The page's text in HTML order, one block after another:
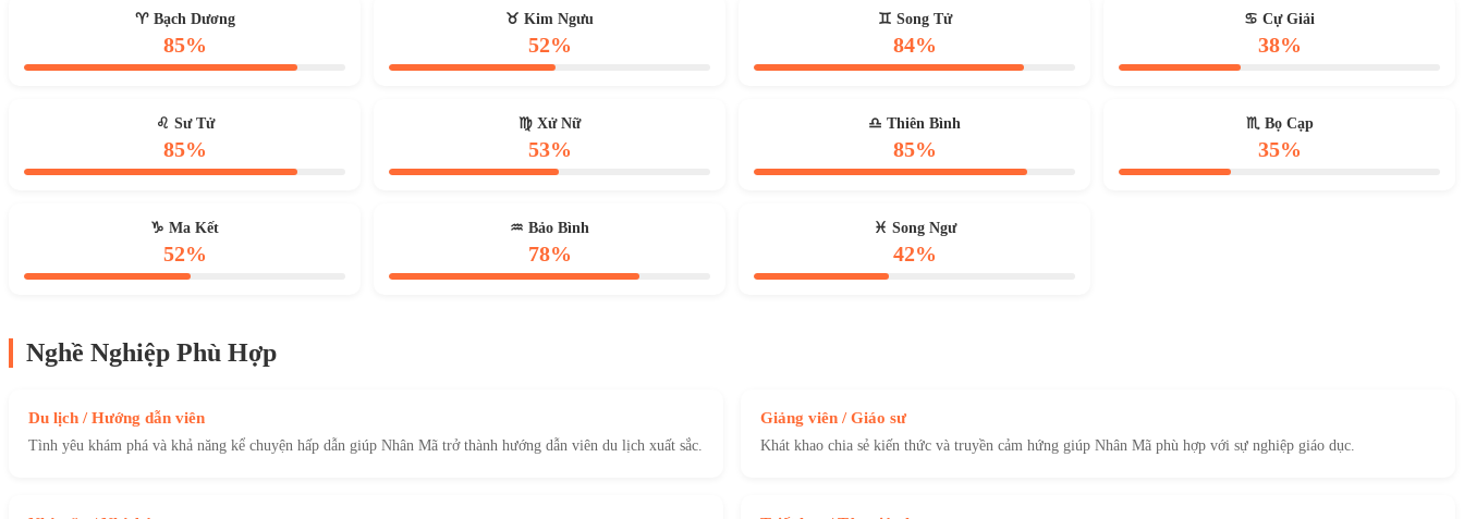
♈ Bạch Dương
85%
♉ Kim Ngưu
52%
♊ Song Tử
84%
♋ Cự Giải
38%
♌ Sư Tử
85%
♍ Xử Nữ
53%
♎ Thiên Bình
85%
♏ Bọ Cạp
35%
♑ Ma Kết
52%
♒ Bảo Bình
78%
♓ Song Ngư
42%
Nghề Nghiệp Phù Hợp
Du lịch / Hướng dẫn viên
Tình yêu khám phá và khả năng kể chuyện hấp dẫn giúp Nhân Mã trở thành hướng dẫn viên du lịch xuất sắc.
Giảng viên / Giáo sư
Khát khao chia sẻ kiến thức và truyền cảm hứng giúp Nhân Mã phù hợp với sự nghiệp giáo dục.